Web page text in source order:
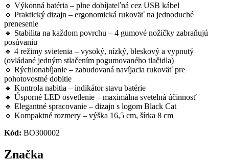
🔹 Výkonná batéria – plne dobíjateľná cez USB kábel
🔹 Praktický dizajn – ergonomická rukoväť na jednoduché
prenesenie
🔹 Stabilita na každom povrchu – 4 gumové nožičky zabraňujú
posúvaniu
🔹 4 režimy svietenia – vysoký, nízký, bleskový a vypnutý
(ovládané jedným stlačením pogumovaného tlačidla)
🔹 Rýchlonabíjanie – zabudovaná navíjacia rukoväť pre
pohotovostné dobitie
🔹 Kontrola nabitia – indikátor stavu batérie
🔹 Úsporné LED osvetlenie – maximálna svetelná účinnosť
🔹 Elegantné spracovanie – dizajn s logom Black Cat
🔹 Kompaktné rozmery – výška 16,5 cm, šírka 8 cm
Kód: BO300002
Značka